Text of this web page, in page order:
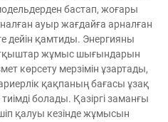
бастап, жоғары
ауыр жағдайға арналған
дейін қамтиды. Энергияны
жұмыс шығындарын
көрсету мерзімін ұзартады,
қақпаның бағасы ұзақ
болады. Қазіргі заманғы
қалуы кезінде жұмысын